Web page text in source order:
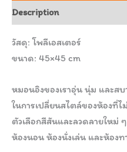
Description
วัสดุ: โพลีเอสเตอร์
ขนาด: 45×45 cm
หมอนอิงของเราอุ่น นุ่ม และส
ในการเปลี่ยนสไตล์ของห้องที่ไ
ตัวเลือกสีสันและลวดลายใหม่
ห้องนอน ห้องนั่งเล่น และห้องท